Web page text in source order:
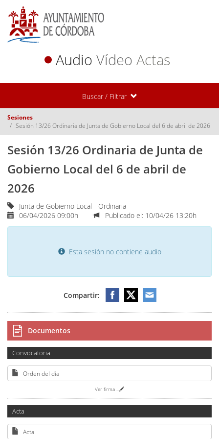
Audio Vídeo Actas
Buscar / Filtrar
Sesiones
Sesión 13/26 Ordinaria de Junta de Gobierno Local del 6 de abril de 2026
Sesión 13/26 Ordinaria de Junta de
Gobierno Local del 6 de abril de
2026
Junta de Gobierno Local - Ordinaria
06/04/2026 09:00h
Publicado el: 10/04/26 13:20h
Esta sesión no contiene audio
Compartir:
Documentos
Convocatoria
Orden del día
Ver firma
Acta
Acta